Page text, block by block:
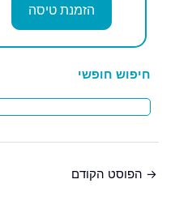
הזמנת טיסה
חיפוש חופשי
→ הפוסט הקודם